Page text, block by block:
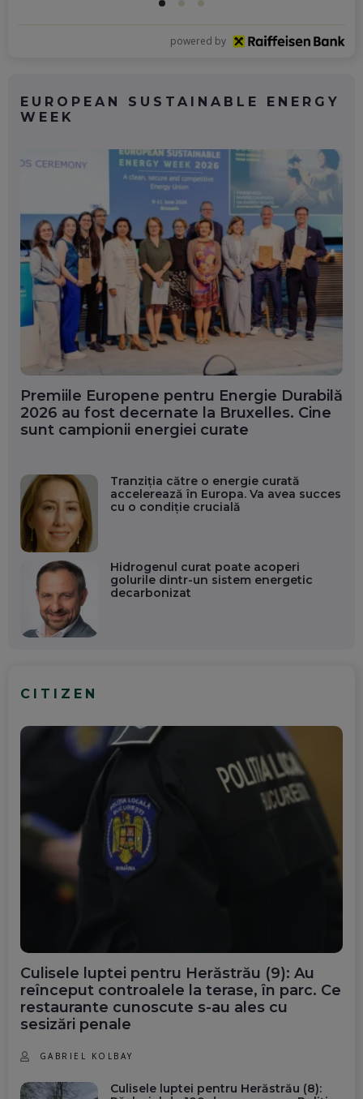
powered by
EUROPEAN SUSTAINABLE ENERGY
WEEK
Premiile Europene pentru Energie Durabilă
2026 au fost decernate la Bruxelles. Cine
sunt campionii energiei curate
Tranziția către o energie curată
accelerează în Europa. Va avea succes
cu o condiție crucială
Hidrogenul curat poate acoperi
golurile dintr-un sistem energetic
decarbonizat
CITIZEN
Culisele luptei pentru Herăstrău (9): Au
reînceput controalele la terase, în parc. Ce
restaurante cunoscute s-au ales cu
sesizări penale
GABRIEL KOLBAY
Culisele luptei pentru Herăstrău (8):